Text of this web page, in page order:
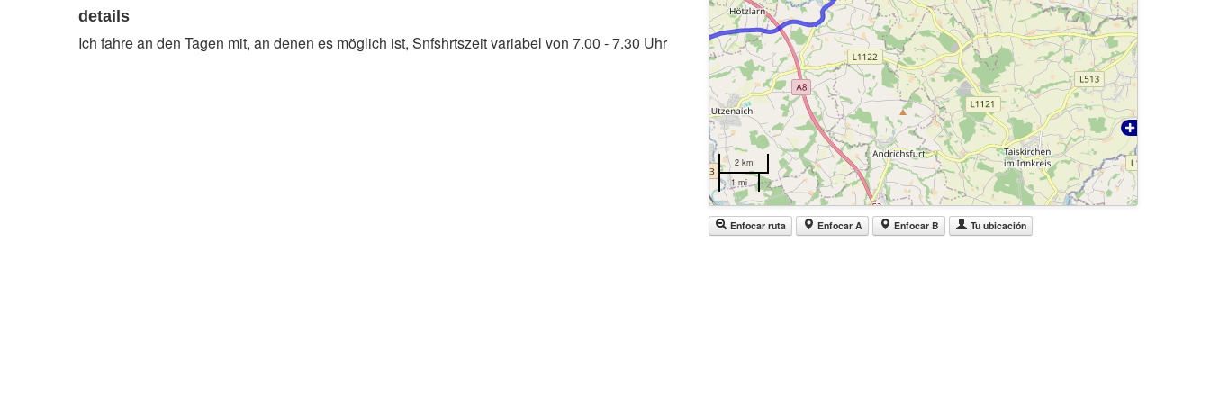
details
Ich fahre an den Tagen mit, an denen es möglich ist, Snfshrtszeit variabel von 7.00 - 7.30 Uhr
2 km
1 mi
Enfocar ruta Enfocar A Enfocar B Tu ubicación